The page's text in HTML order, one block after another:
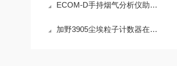
ECOM-D手持烟气分析仪助力工业排放精准检测
加野3905尘埃粒子计数器在洁净室监测中的实用技术解析